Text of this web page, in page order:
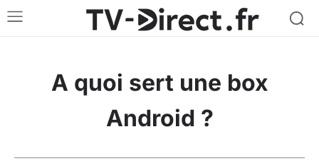
A quoi sert une box
Android ?